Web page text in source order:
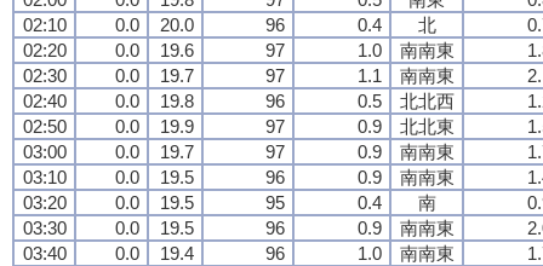
02:10
0.0 20.0 96 0.4 北
02:20
0.0 19.6 97 1.0 南南東
02:30
0.0 19.7 97 1.1 南南東
02:40
0.0 19.8 96 0.5 北北西
02:50
0.0 19.9 97 0.9 北北東
03:00
0.0 19.7 97 0.9 南南東
03:10
0.0 19.5 96 0.9 南南東
03:20
0.0 19.5 95 0.4 南
03:30
0.0 19.5 96 0.9 南南東
03:40
0.0 19.4 96 1.0 南南東